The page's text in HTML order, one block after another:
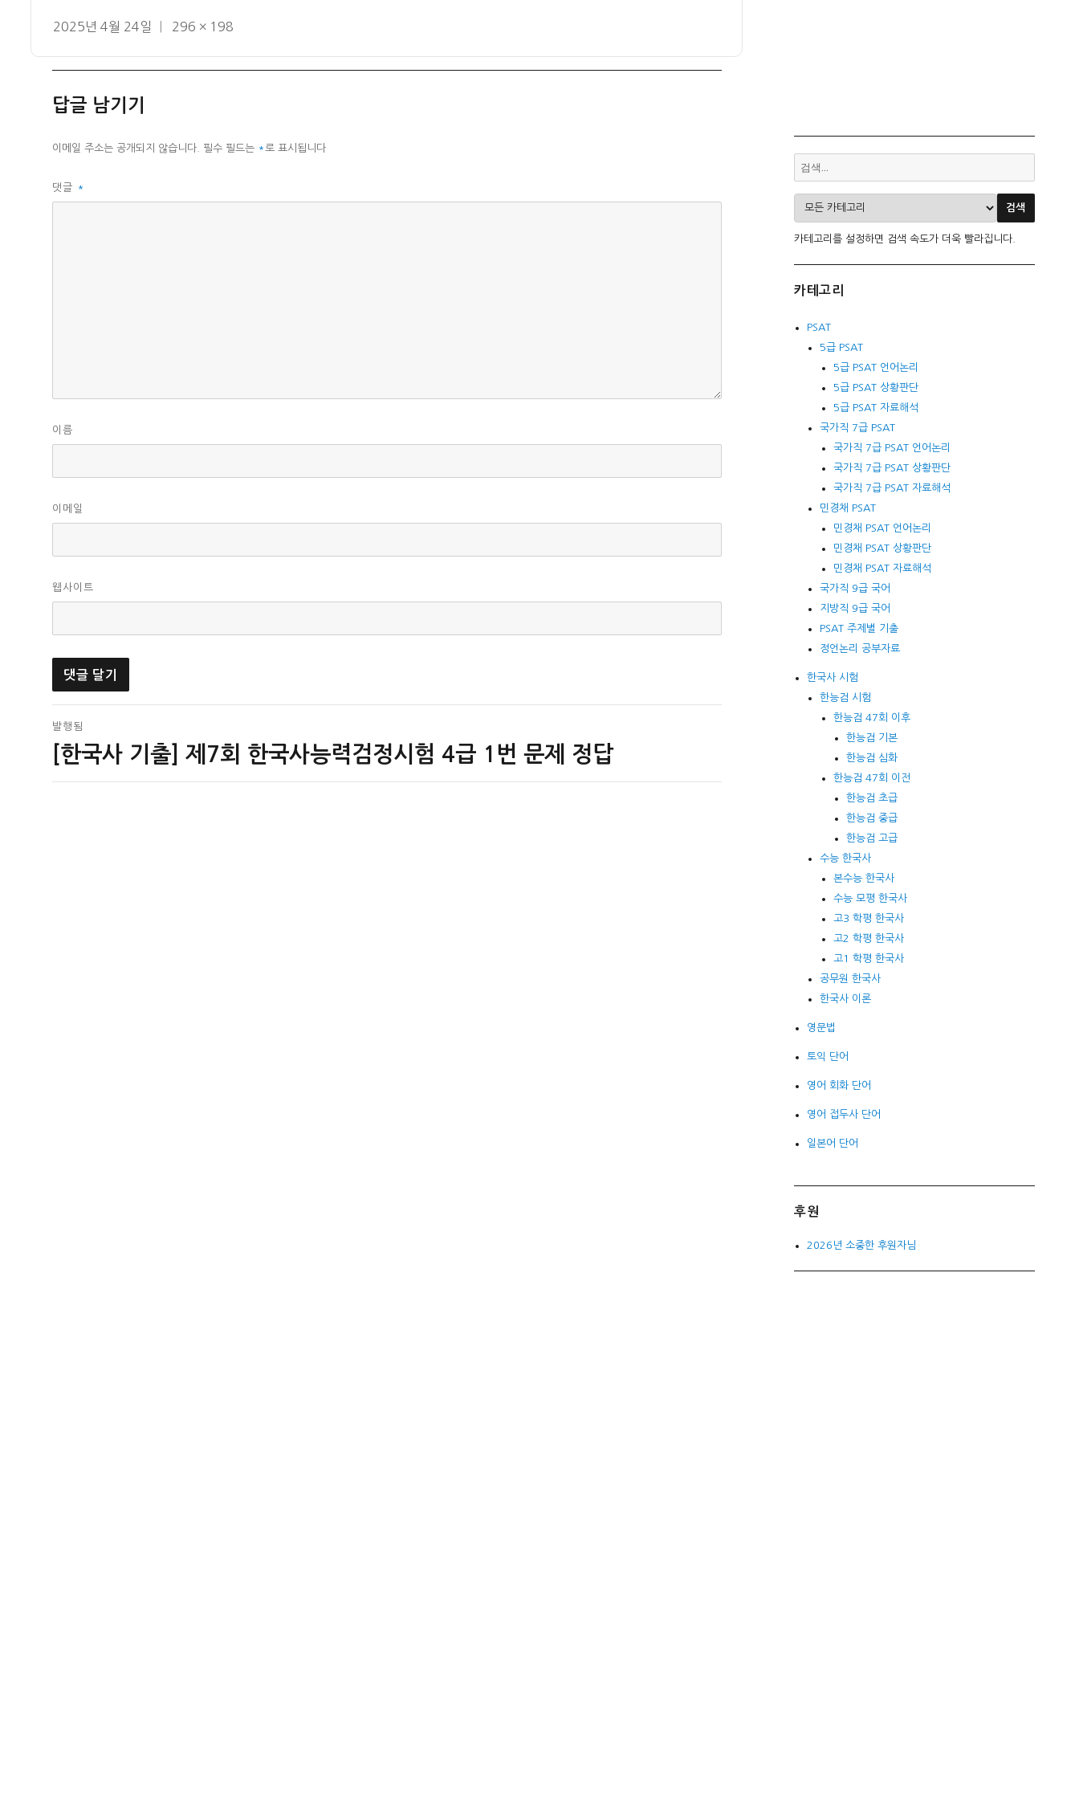
작
2025년 4월 24일
전
296 × 198
답글 남기기
이메일 주소는 공개되지 않습니다. 필수 필드는 *로 표시됩니다
댓글 *
이름
이메일
웹사이트
글
탐
색
발행됨
[한국사 기출] 제7회 한국사능력검정시험 4급 1번 문제 정답
카테고리를 설정하면 검색 속도가 더욱 빨라집니다.
카테고리
PSAT
5급 PSAT
5급 PSAT 언어논리
5급 PSAT 상황판단
5급 PSAT 자료해석
국가직 7급 PSAT
국가직 7급 PSAT 언어논리
국가직 7급 PSAT 상황판단
국가직 7급 PSAT 자료해석
민경채 PSAT
민경채 PSAT 언어논리
민경채 PSAT 상황판단
민경채 PSAT 자료해석
국가직 9급 국어
지방직 9급 국어
PSAT 주제별 기출
정언논리 공부자료
한국사 시험
한능검 시험
한능검 47회 이후
한능검 기본
한능검 심화
한능검 47회 이전
한능검 초급
한능검 중급
한능검 고급
수능 한국사
본수능 한국사
수능 모평 한국사
고3 학평 한국사
고2 학평 한국사
고1 학평 한국사
공무원 한국사
한국사 이론
영문법
토익 단어
영어 회화 단어
영어 접두사 단어
일본어 단어
후원
2026년 소중한 후원자님